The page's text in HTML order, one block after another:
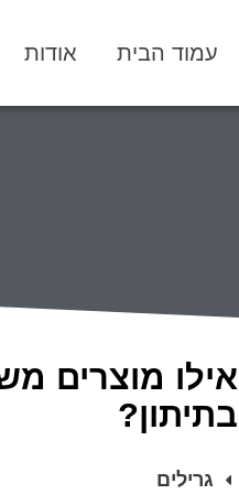
עמוד הבית אודות
אילו מוצרים
בתיתון?
גרילים